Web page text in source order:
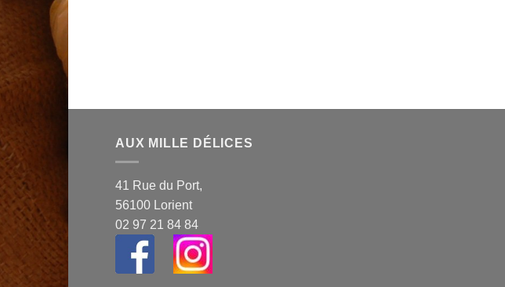
AUX MILLE DÉLICES
41 Rue du Port,
56100 Lorient
02 97 21 84 84